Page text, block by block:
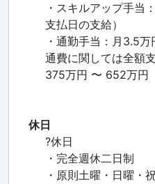
・スキルアップ手当
支払日の支給）
・通勤手当：月3.5
通費に関しては全額支
375万円 〜 652万円
休日
?休日
・完全週休二日制
・原則土曜・日曜・